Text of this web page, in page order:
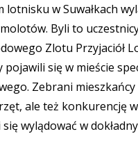
lotnisku w Suwałkach
Byli to
Zlotu Przyjaciół
pojawili się w mieście
Zebrani
ale też konkurencję
wylądować w